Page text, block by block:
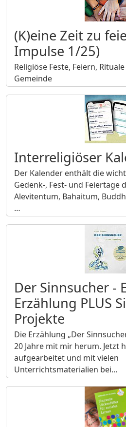
(K)eine Zeit zu
Impulse 1/25)
Religiöse Feste, Feiern,
Gemeinde
Interreligiöser
Der Kalender enthält die
Gedenk-, Fest- und Feiertage
Alevitentum, Bahaitum,
…
Der Sinnsucher -
Erzählung PLUS
Projekte
Die Erzählung „Der
20 Jahre mit mir herum. Jetzt
aufgearbeitet und mit vielen
Unterrichtsmaterialien bei…